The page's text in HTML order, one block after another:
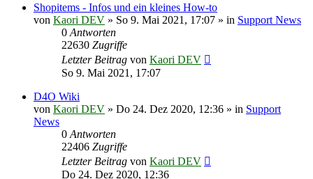
Shopitems - Infos und ein kleines How-to
von Kaori DEV » So 9. Mai 2021, 17:07 » in Support News
0 Antworten
22630 Zugriffe
Letzter Beitrag von Kaori DEV
So 9. Mai 2021, 17:07
D4O Wiki
von Kaori DEV » Do 24. Dez 2020, 12:36 » in Support
News
0 Antworten
22406 Zugriffe
Letzter Beitrag von Kaori DEV
Do 24. Dez 2020, 12:36